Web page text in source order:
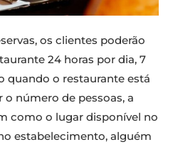
os clientes poderão
24 horas por dia, 7
quando o restaurante está
número de pessoas, a
como o lugar disponível no
estabelecimento, alguém